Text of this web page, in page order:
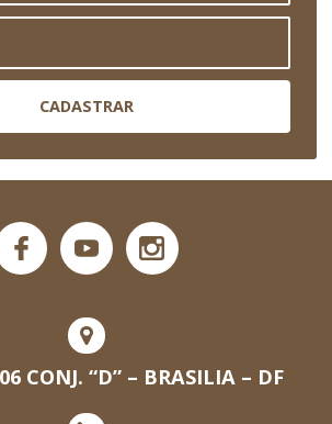
CADASTRAR
CONJ. “D” – BRASILIA – DF